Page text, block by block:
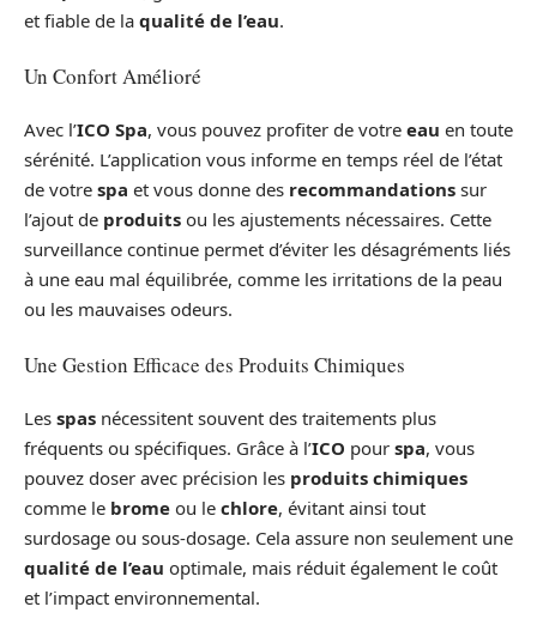
et fiable de la qualité de l’eau.
Un Confort Amélioré
Avec l’ICO Spa, vous pouvez profiter de votre eau en toute
sérénité. L’application vous informe en temps réel de l’état
de votre spa et vous donne des recommandations sur
l’ajout de produits ou les ajustements nécessaires. Cette
surveillance continue permet d’éviter les désagréments liés
à une eau mal équilibrée, comme les irritations de la peau
ou les mauvaises odeurs.
Une Gestion Efficace des Produits Chimiques
Les spas nécessitent souvent des traitements plus
fréquents ou spécifiques. Grâce à l’ICO pour spa, vous
pouvez doser avec précision les produits chimiques
comme le brome ou le chlore, évitant ainsi tout
surdosage ou sous-dosage. Cela assure non seulement une
qualité de l’eau optimale, mais réduit également le coût
et l’impact environnemental.